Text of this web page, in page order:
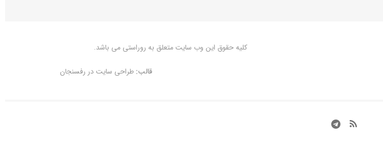
کلیه حقوق این وب سایت متعلق به روراستی می باشد.
قالب: طراحی سایت در رفسنجان